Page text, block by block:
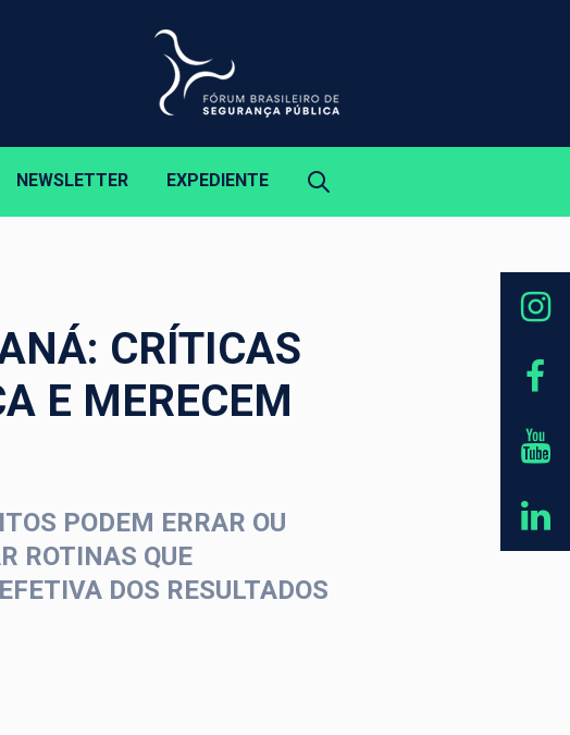
NEWSLETTER EXPEDIENTE
CRÍTICAS
E MERECEM
PODEM ERRAR OU
ROTINAS QUE
DOS RESULTADOS